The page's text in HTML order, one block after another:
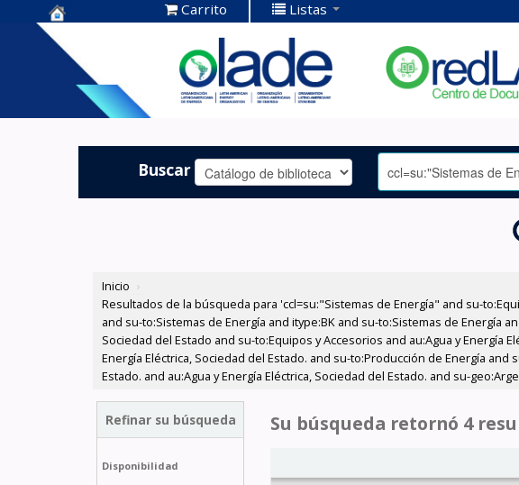
Centro de
Documentación
OLADE -
Carrito Listas
Buscar
Inicio ›
Resultados de la búsqueda para 'ccl=su:"Sistemas de Energía" and su-
and su-to:Sistemas de Energía and itype:BK and su-to:Sistemas de Energía
Sociedad del Estado and su-to:Equipos y Accesorios and au:Agua y Energía
Energía Eléctrica, Sociedad del Estado. and su-to:Producción de Energía
Estado. and au:Agua y Energía Eléctrica, Sociedad del Estado. and su-
Refinar su búsqueda
Disponibilidad
Su búsqueda retornó 4